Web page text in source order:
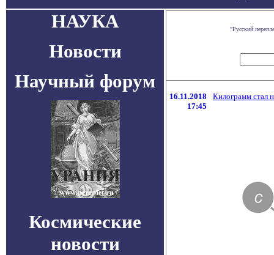
НАУКА
Новости
Научный форум
Космические
новости
"Русский
16.11.2018
17:45
Килограмм стал